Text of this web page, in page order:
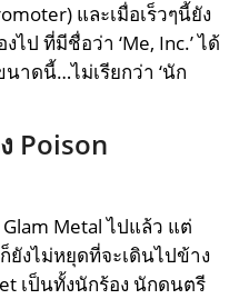
และเมื่อเร็วๆนี้ยัง
ไป ที่มีชื่อว่า ‘Me, Inc.’ ได้
าดนี้…ไม่เรียกว่า ‘นัก
Poison
Metal ไปแล้ว แต่
ยังไม่หยุดที่จะเดินไปข้าง
เป็นทั้งนักร้อง นักดนตรี